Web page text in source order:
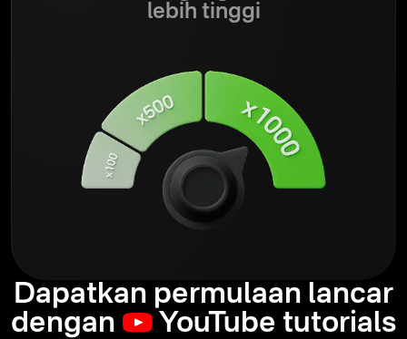
lebih tinggi
Dapatkan permulaan lancar
dengan
YouTube tutorials